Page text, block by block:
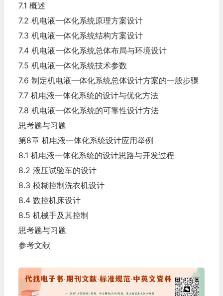
7.1 概述
7.2 机电液一体化系统原理方案设计
7.3 机电液一体化系统结构方案设计
7.4 机电液一体化系统总体布局与环境设计
7.5 机电液一体化系统技术参数
7.6 制定机电液一体化系统总体设计方案的一般步骤
7.7 机电液一体化系统的设计与优化方法
7.8 机电液一体化系统的可靠性设计方法
思考题与习题
第8章 机电液一体化系统设计应用举例
8.1 机电液一体化系统的设计思路与开发过程
8.2 液压试验车的设计
8.3 模糊控制洗衣机设计
8.4 数控机床设计
8.5 机械手及其控制
思考题与习题
参考文献